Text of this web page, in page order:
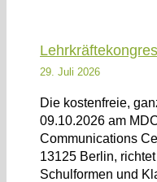
29. Juli 2026
Die kostenfreie,
09.10.2026 am
Communications
13125 Berlin,
Schulformen und